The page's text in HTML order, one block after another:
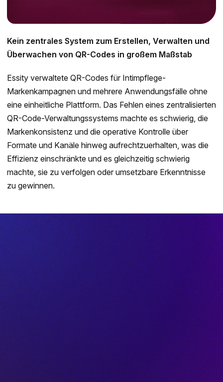
Kein zentrales System zum Erstellen, Verwalten und
Überwachen von QR-Codes in großem Maßstab
Essity verwaltete QR-Codes für Intimpflege-
Markenkampagnen und mehrere Anwendungsfälle ohne
eine einheitliche Plattform. Das Fehlen eines zentralisierten
QR-Code-Verwaltungssystems machte es schwierig, die
Markenkonsistenz und die operative Kontrolle über
Formate und Kanäle hinweg aufrechtzuerhalten, was die
Effizienz einschränkte und es gleichzeitig schwierig
machte, sie zu verfolgen oder umsetzbare Erkenntnisse
zu gewinnen.